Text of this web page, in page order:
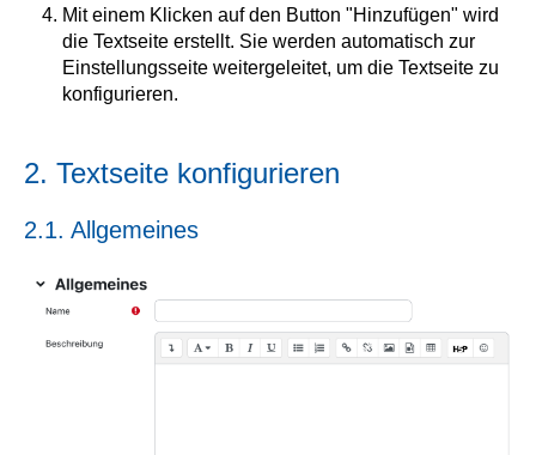
Mit einem Klicken auf den Button "Hinzufügen" wird
die Textseite erstellt. Sie werden automatisch zur
Einstellungsseite weitergeleitet, um die Textseite zu
konfigurieren.
2. Textseite konfigurieren
2.1. Allgemeines